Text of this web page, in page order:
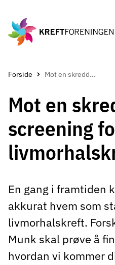
hovedinnholdet
Forside Mot en skreddersydd screening for livmorhalskreft
Mot en
screening
En gang i framtiden
akkurat hvem som
livmorhalskreft.
Munk skal prøve å
hvordan vi kommer